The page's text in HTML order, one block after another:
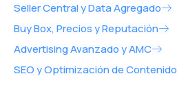
Seller Central y Data Agregado
Buy Box, Precios y Reputación
Advertising Avanzado y AMC
SEO y Optimización de Contenido